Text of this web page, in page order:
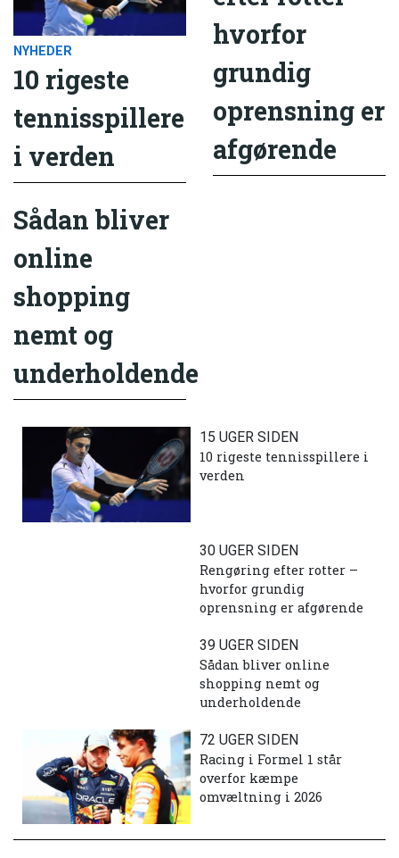
NYHEDER
10 rigeste
tennisspillere
i verden
hvorfor
grundig
oprensning er
afgørende
Sådan bliver
online
shopping
nemt og
underholdende
15 UGER SIDEN
10 rigeste tennisspillere i
verden
30 UGER SIDEN
Rengøring efter rotter –
hvorfor grundig
oprensning er afgørende
39 UGER SIDEN
Sådan bliver online
shopping nemt og
underholdende
72 UGER SIDEN
Racing i Formel 1 står
overfor kæmpe
omvæltning i 2026